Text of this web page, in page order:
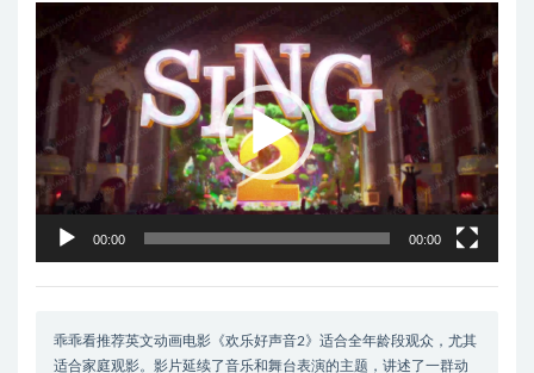
频
播
00:00 00:00
乖乖看推荐英文动画电影《欢乐好声音2》适合全年龄段观众，尤其
适合家庭观影。影片延续了音乐和舞台表演的主题，讲述了一群动